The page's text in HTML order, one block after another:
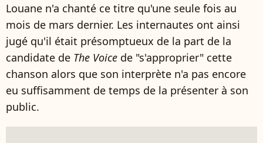
Louane n'a chanté ce titre qu'une seule fois au
mois de mars dernier. Les internautes ont ainsi
jugé qu'il était présomptueux de la part de la
candidate de The Voice de "s'approprier" cette
chanson alors que son interprète n'a pas encore
eu suffisamment de temps de la présenter à son
public.